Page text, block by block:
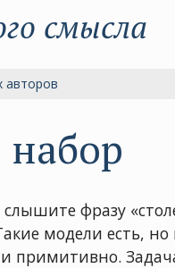
смысла
авторов
слышите фразу
модели есть,
и примитивно.